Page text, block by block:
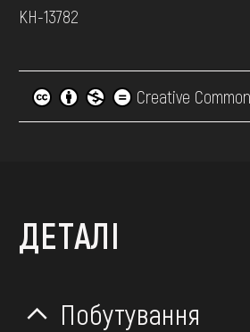
КН-13782
Creative
ДЕТАЛІ
Побутування